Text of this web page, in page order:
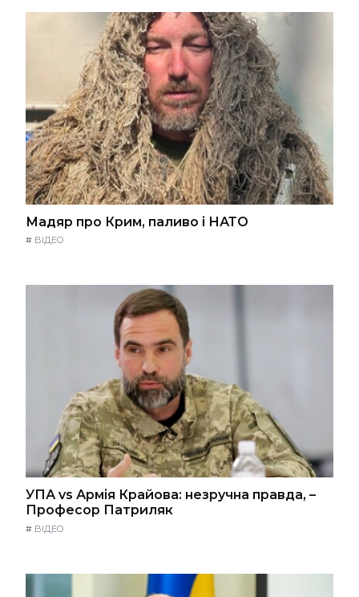
Мадяр про Крим, паливо і НАТО
# ВІДЕО
УПА vs Армія Крайова: незручна правда, –
Професор Патриляк
# ВІДЕО